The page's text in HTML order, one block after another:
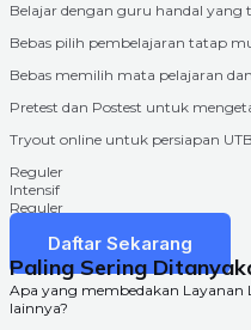
Belajar dengan guru handal yang
Bebas pilih pembelajaran tatap
Bebas memilih mata pelajaran
Pretest dan Postest untuk
Tryout online untuk persiapan
Reguler
Intensif
Reguler
Daftar Sekarang
Paling Sering
Apa yang membedakan Layanan
lainnya?